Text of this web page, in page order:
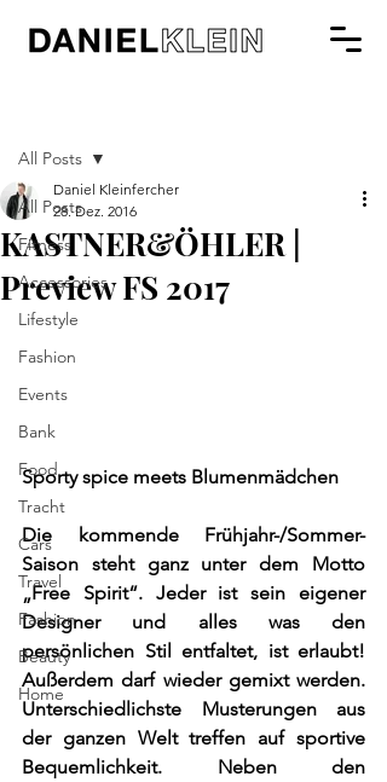
All Posts
Fitness
Accessories
Lifestyle
Fashion
Events
Bank
Food
Tracht
Cars
Travel
Fashion
Beauty
Home
All Posts
KASTNER&ÖHLER |
Preview FS 2017
Daniel Kleinfercher
28. Dez. 2016
Sporty spice meets Blumenmädchen
Die kommende Frühjahr-/Sommer-
Saison steht ganz unter dem Motto
„Free Spirit“. Jeder ist sein eigener
Designer und alles was den
persönlichen Stil entfaltet, ist erlaubt!
Außerdem darf wieder gemixt werden.
Unterschiedlichste Musterungen aus
der ganzen Welt treffen auf sportive
Bequemlichkeit. Neben den